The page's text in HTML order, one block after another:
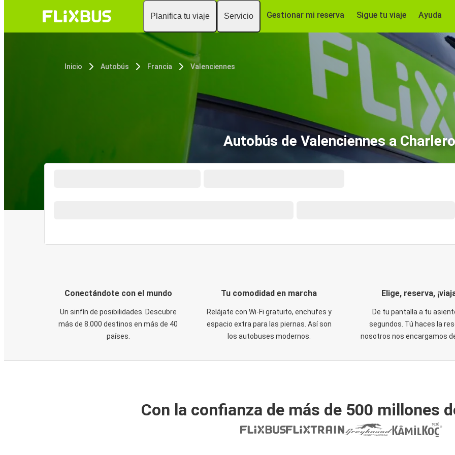
Planifica tu viaje Servicio Gestionar mi reserva Sigue tu viaje Ayuda
Inicio Autobús Francia Valenciennes
Autobús de Valenciennes a
Conectándote con el mundo
Un sinfín de posibilidades. Descubre
más de 8.000 destinos en más de 40
países.
Tu comodidad en marcha
Relájate con Wi-Fi gratuito, enchufes y
espacio extra para las piernas. Así son
los autobuses modernos.
Elige, reserva,
De tu pantalla a tu
segundos. Tú haces la
nosotros nos encargamos
Con la confianza de más de 500 millones